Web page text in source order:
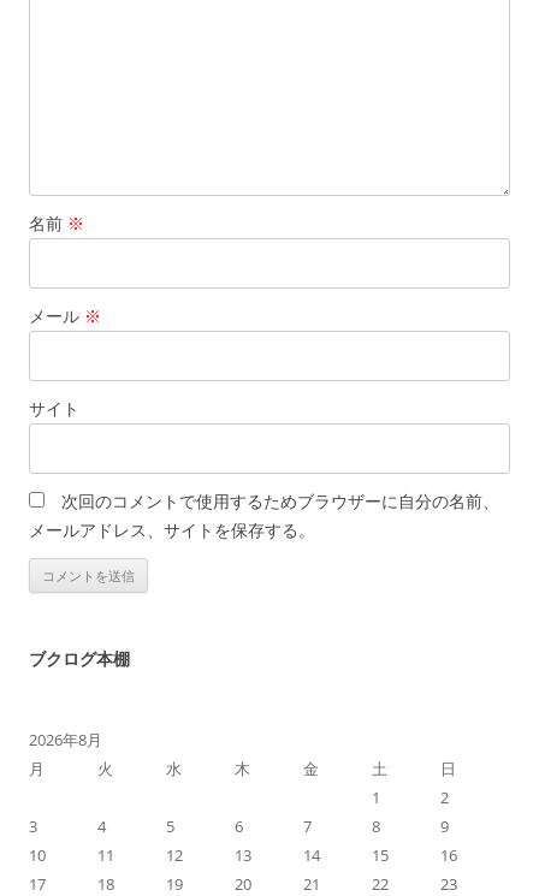
名前 ※
メール ※
サイト
次回のコメントで使用するためブラウザーに自分の名前、
メールアドレス、サイトを保存する。
ブクログ本棚
2026年8月
月
火 水 木 金 土
日
1
2
3
4 5 6 7 8
9
10
11 12 13 14 15
16
17
18 19 20 21 22
23